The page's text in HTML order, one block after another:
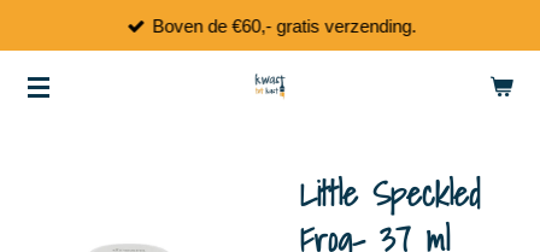
naar
Boven de €60,- gratis verzending.
Little Speckled
Frog- 37 ml